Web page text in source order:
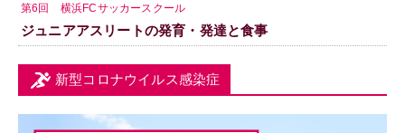
第6回 横浜FCサッカースクール
ジュニアアスリートの発育・発達と食事
新型コロナウイルス感染症